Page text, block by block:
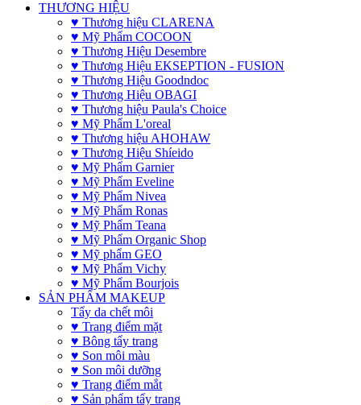
THƯƠNG HIỆU
♥ Thương hiệu CLARENA
♥ Mỹ Phẩm COCOON
♥ Thương Hiệu Desembre
♥ Thương Hiệu EKSEPTION - FUSION
♥ Thương Hiệu Goodndoc
♥ Thương Hiệu OBAGI
♥ Thương hiệu Paula's Choice
♥ Mỹ Phẩm L'oreal
♥ Thương hiệu AHOHAW
♥ Thương Hiệu Shíeido
♥ Mỹ Phẩm Garnier
♥ Mỹ Phẩm Eveline
♥ Mỹ Phẩm Nivea
♥ Mỹ Phẩm Ronas
♥ Mỹ Phẩm Teana
♥ Mỹ Phẩm Organic Shop
♥ Mỹ phẩm GEO
♥ Mỹ Phẩm Vichy
♥ Mỹ Phẩm Bourjois
SẢN PHẨM MAKEUP
Tẩy da chết môi
♥ Trang điểm mặt
♥ Bông tẩy trang
♥ Son môi màu
♥ Son môi dưỡng
♥ Trang điểm mắt
♥ Sản phẩm tẩy trang